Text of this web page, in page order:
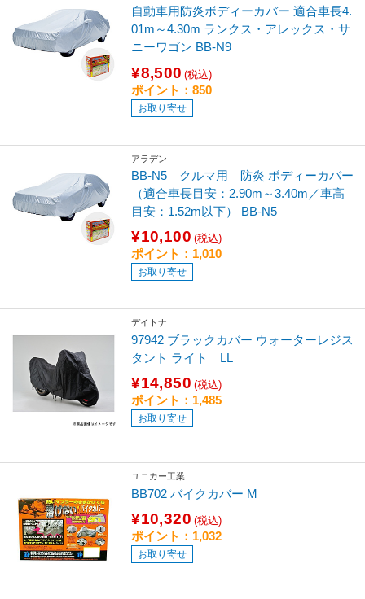
自動車用防炎ボディーカバー 適合車長4.
01m～4.30m ランクス・アレックス・サ
ニーワゴン BB-N9
¥8,500 (税込)
ポイント：850
お取り寄せ
アラデン
BB-N5 クルマ用 防炎 ボディーカバー
（適合車長目安：2.90m～3.40m／車高
目安：1.52m以下） BB-N5
¥10,100 (税込)
ポイント：1,010
お取り寄せ
デイトナ
97942 ブラックカバー ウォーターレジス
タント ライト LL
¥14,850 (税込)
ポイント：1,485
お取り寄せ
ユニカー工業
BB702 バイクカバー M
¥10,320 (税込)
ポイント：1,032
お取り寄せ